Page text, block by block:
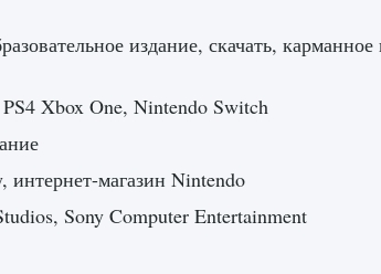
издание, скачать,
Xbox One, Nintendo Switch
интернет-магазин Nintendo
Sony Computer Entertainment